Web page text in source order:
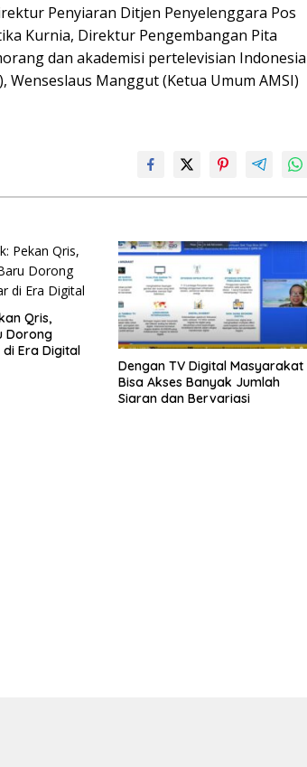
Penyiaran Ditjen Penyelenggara Pos
Kurnia, Direktur Pengembangan Pita
dan akademisi pertelevisian Indonesia
Wenseslaus Manggut (Ketua Umum AMSI)
Qris,
Dorong
Era Digital
Dengan TV Digital Masyarakat
Bisa Akses Banyak Jumlah
Siaran dan Bervariasi